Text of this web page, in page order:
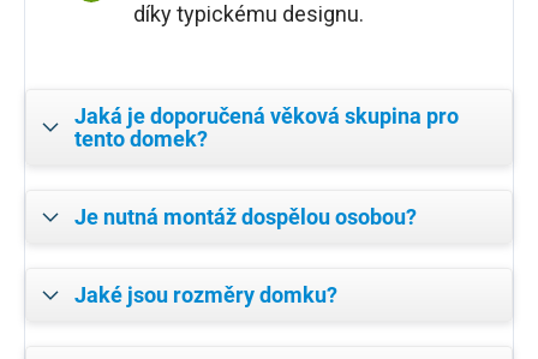
díky typickému designu.
Jaká je doporučená věková skupina pro
tento domek?
Je nutná montáž dospělou osobou?
Jaké jsou rozměry domku?